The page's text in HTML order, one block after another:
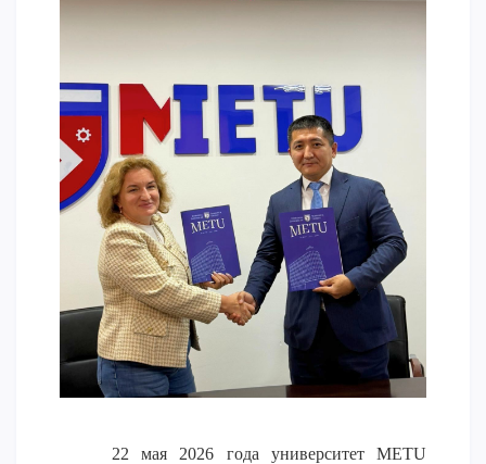
Напутствие
Международная программа АССА
Проживание и общежития
Кампус-тур
International studying
METU Courses
ОБРАЗОВАТЕЛЬНЫЕ ПРОГРАММЫ
Бакалавриат
Докторантура
22 мая 2026 года университет METU